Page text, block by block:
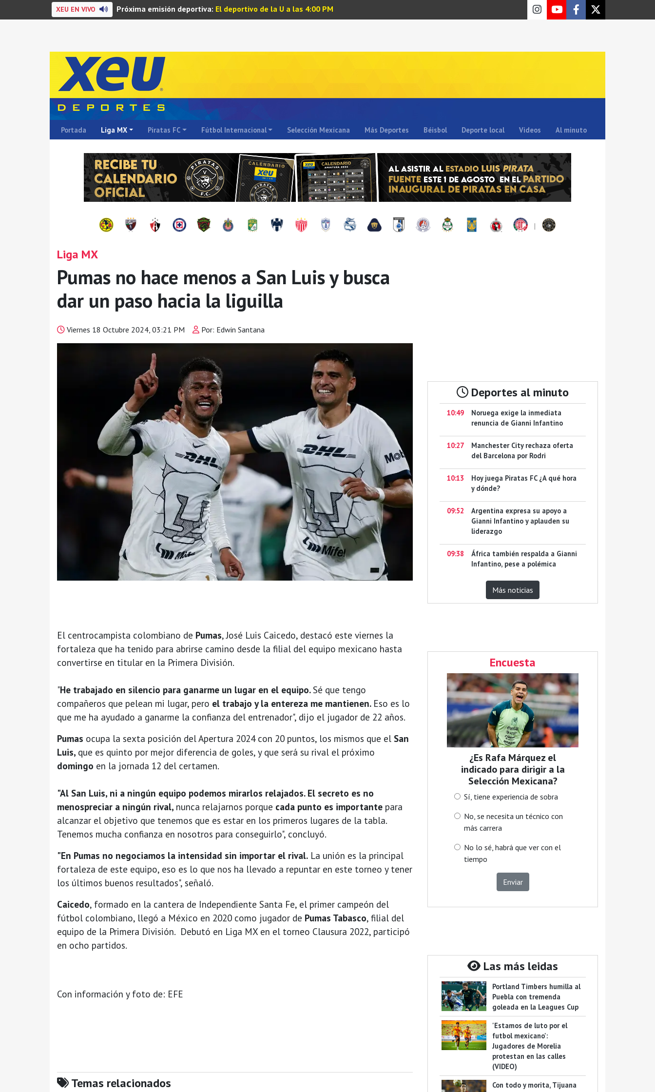
XEU EN VIVO Próxima emisión deportiva: El deportivo de la U a las 4:00 PM
Portada Liga MX Piratas FC Fútbol Internacional Selección Mexicana Más Deportes Béisbol Deporte local Videos Al minuto
|
Liga MX
Pumas no hace menos a San Luis y busca
dar un paso hacia la liguilla
Viernes 18 Octubre 2024, 03:21 PM Por: Edwin Santana
El centrocampista colombiano de Pumas, José Luis Caicedo, destacó este viernes la
fortaleza que ha tenido para abrirse camino desde la filial del equipo mexicano hasta
convertirse en titular en la Primera División.
"He trabajado en silencio para ganarme un lugar en el equipo. Sé que tengo
compañeros que pelean mi lugar, pero el trabajo y la entereza me mantienen. Eso es lo
que me ha ayudado a ganarme la confianza del entrenador", dijo el jugador de 22 años.
Pumas ocupa la sexta posición del Apertura 2024 con 20 puntos, los mismos que el San
Luis, que es quinto por mejor diferencia de goles, y que será su rival el próximo
domingo en la jornada 12 del certamen.
"Al San Luis, ni a ningún equipo podemos mirarlos relajados. El secreto es no
menospreciar a ningún rival, nunca relajarnos porque cada punto es importante para
alcanzar el objetivo que tenemos que es estar en los primeros lugares de la tabla.
Tenemos mucha confianza en nosotros para conseguirlo", concluyó.
"En Pumas no negociamos la intensidad sin importar el rival. La unión es la principal
fortaleza de este equipo, eso es lo que nos ha llevado a repuntar en este torneo y tener
los últimos buenos resultados", señaló.
Caicedo, formado en la cantera de Independiente Santa Fe, el primer campeón del
fútbol colombiano, llegó a México en 2020 como jugador de Pumas Tabasco, filial del
equipo de la Primera División. Debutó en Liga MX en el torneo Clausura 2022, participó
en ocho partidos.
Con información y foto de: EFE
Temas relacionados
Deportes al minuto
10:49
Noruega exige la inmediata
renuncia de Gianni Infantino
10:27
Manchester City rechaza oferta
del Barcelona por Rodri
10:13
Hoy juega Piratas FC ¿A qué hora
y dónde?
09:52
Argentina expresa su apoyo a
Gianni Infantino y aplauden su
liderazgo
09:38
África también respalda a Gianni
Infantino, pese a polémica
Más noticias
Encuesta
¿Es Rafa Márquez el
indicado para dirigir a la
Selección Mexicana?
Sí, tiene experiencia de sobra
No, se necesita un técnico con
más carrera
No lo sé, habrá que ver con el
tiempo
Enviar
Las más leidas
Portland Timbers humilla al
Puebla con tremenda
goleada en la Leagues Cup
'Estamos de luto por el
futbol mexicano':
Jugadores de Morelia
protestan en las calles
(VIDEO)
Con todo y morita, Tijuana